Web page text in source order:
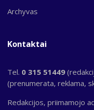
Archyvas
Kontaktai
Tel. 0 315 51449
(prenumerata, reklama,
Redakcijos, priimamojo